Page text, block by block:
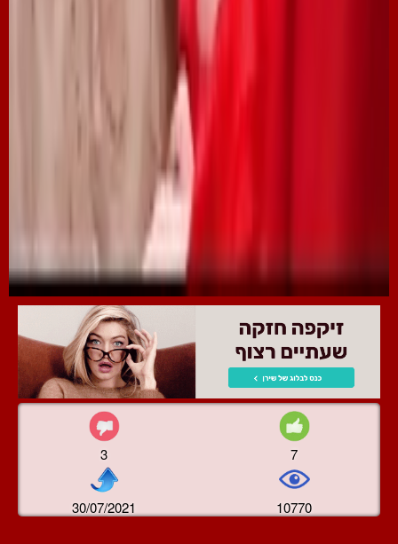
3 7
30/07/2021 10770